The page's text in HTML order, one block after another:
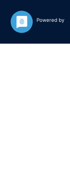
Powered by